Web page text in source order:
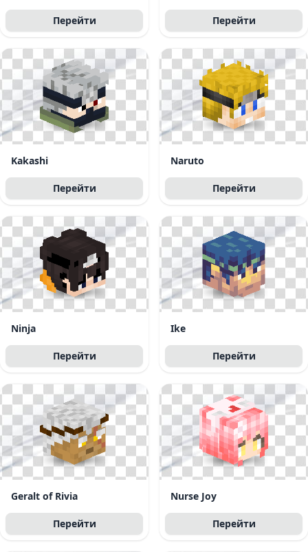
Перейти Перейти
Kakashi
Перейти
Naruto
Перейти
Ninja
Перейти
Ike
Перейти
Geralt of Rivia
Перейти
Nurse Joy
Перейти